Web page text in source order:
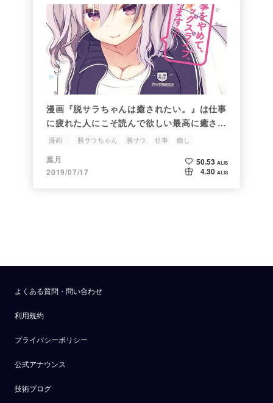
漫画『脱サラちゃんは癒されたい。』は仕事
に疲れた人にこそ読んで欲しい最高に癒され
る作品だった
漫画 脱サラちゃん 脱サラ 仕事 癒し
葉月
2019/07/17
50.53 ALIS
4.30 ALIS
よくある質問・問い合わせ
利用規約
プライバシーポリシー
公式アナウンス
技術ブログ